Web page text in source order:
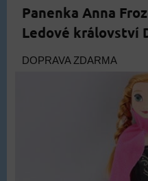
Panenka Anna
Ledové království
DOPRAVA ZDARMA